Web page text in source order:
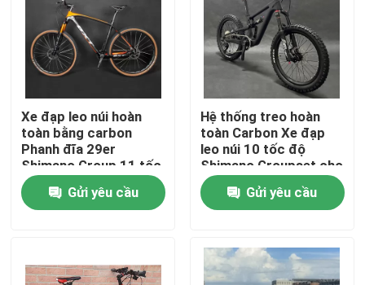
Nhà
Xe đạp leo núi hoàn
toàn bằng carbon
Phanh đĩa 29er
Shimano Group 11 tốc
độ
Gửi yêu cầu
Hệ thống treo hoàn
toàn Carbon Xe đạp
leo núi 10 tốc độ
Shimano Groupset cho
trẻ em
Gửi yêu cầu